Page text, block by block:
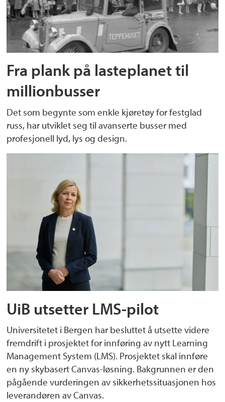
Fra plank på lasteplanet til
millionbusser
Det som begynte som enkle kjøretøy for festglad
russ, har utviklet seg til avanserte busser med
profesjonell lyd, lys og design.
UiB utsetter LMS-pilot
Universitetet i Bergen har besluttet å utsette videre
fremdrift i prosjektet for innføring av nytt Learning
Management System (LMS). Prosjektet skal innføre
en ny skybasert Canvas-løsning. Bakgrunnen er den
pågående vurderingen av sikkerhetssituasjonen hos
leverandøren av Canvas.